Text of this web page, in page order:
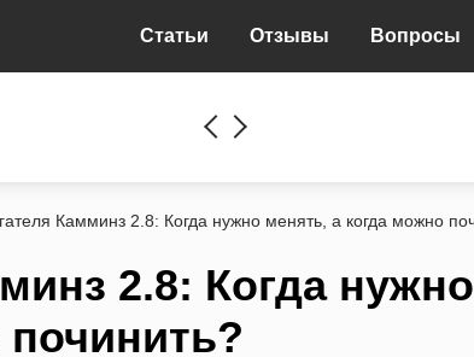
Статьи Отзывы Вопросы
Камминз 2.8: Когда нужно менять, а когда можно
2.8: Когда нужно